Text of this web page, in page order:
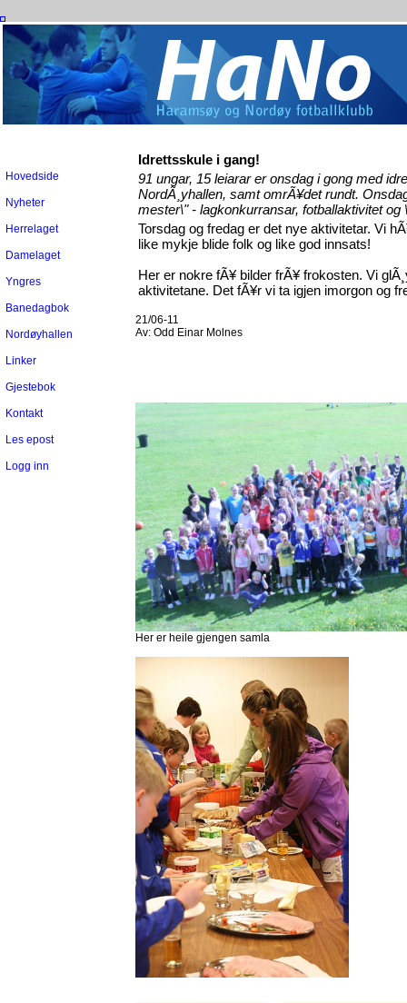
Hovedside
Nyheter
Herrelaget
Damelaget
Yngres
Banedagbok
Nordøyhallen
Linker
Gjestebok
Kontakt
Les epost
Logg inn
Idrettsskule i gang!
91 ungar, 15 leiarar er onsdag i gong med
NordÃ¸yhallen, samt omrÃ¥det rundt.
mester\" - lagkonkurransar, fotballaktivitet og
Torsdag og fredag er det nye aktivitetar. Vi
like mykje blide folk og like god innsats!
Her er nokre fÃ¥ bilder frÃ¥ frokosten. Vi
aktivitetane. Det fÃ¥r vi ta igjen imorgon og
21/06-11
Av: Odd Einar Molnes
Her er heile gjengen samla